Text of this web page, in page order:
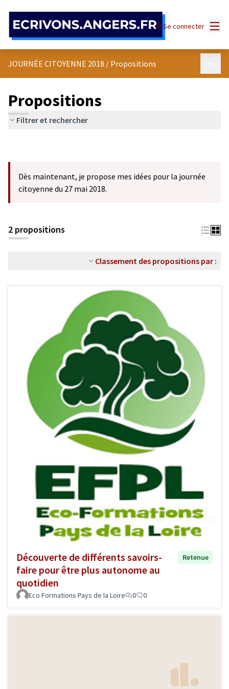
Se connecter
JOURNÉE CITOYENNE 2018 / Propositions
Propositions
Filtrer et rechercher
Dès maintenant, je propose mes idées pour la journée
citoyenne du 27 mai 2018.
2 propositions
Classement des propositions par :
Découverte de différents savoirs-
faire pour être plus autonome au
quotidien
Retenue
Eco Formations Pays de la Loire 0 0